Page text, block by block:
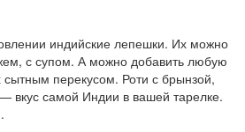
индийские лепешки. Их можно
с супом. А можно добавить любую
сытным перекусом. Роти с брынзой,
вкус самой Индии в вашей тарелке.